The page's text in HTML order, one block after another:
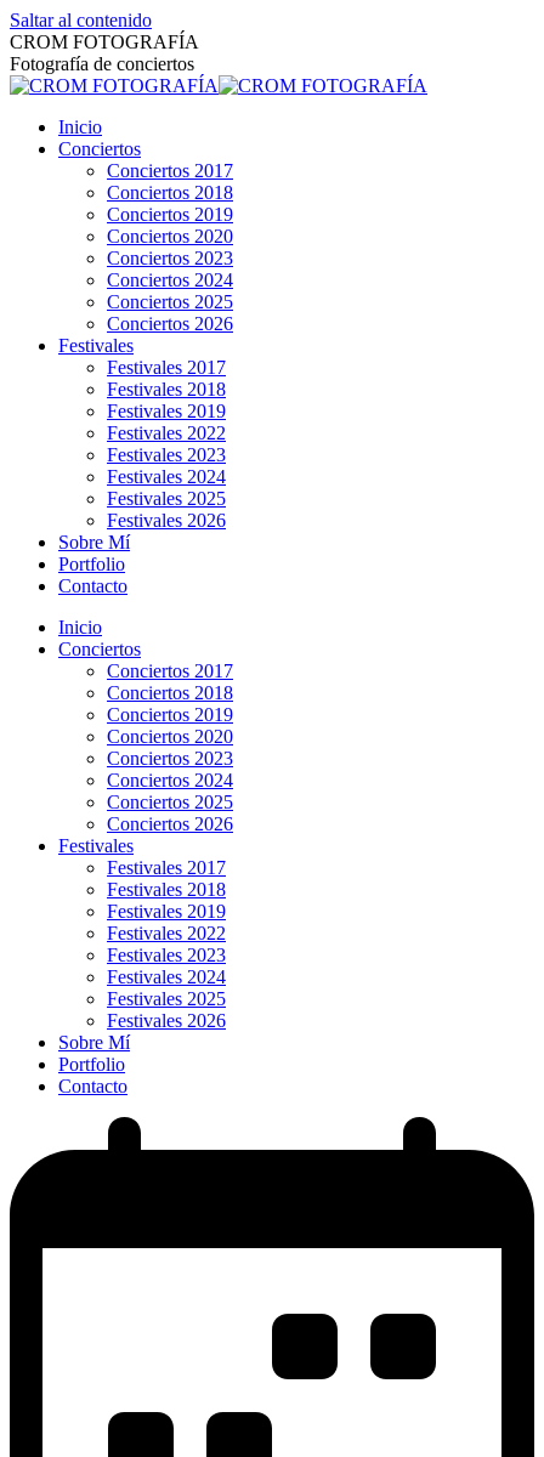
Saltar al contenido
CROM FOTOGRAFÍA
Fotografía de conciertos
Inicio
Conciertos
Conciertos 2017
Conciertos 2018
Conciertos 2019
Conciertos 2020
Conciertos 2023
Conciertos 2024
Conciertos 2025
Conciertos 2026
Festivales
Festivales 2017
Festivales 2018
Festivales 2019
Festivales 2022
Festivales 2023
Festivales 2024
Festivales 2025
Festivales 2026
Sobre Mí
Portfolio
Contacto
Inicio
Conciertos
Conciertos 2017
Conciertos 2018
Conciertos 2019
Conciertos 2020
Conciertos 2023
Conciertos 2024
Conciertos 2025
Conciertos 2026
Festivales
Festivales 2017
Festivales 2018
Festivales 2019
Festivales 2022
Festivales 2023
Festivales 2024
Festivales 2025
Festivales 2026
Sobre Mí
Portfolio
Contacto